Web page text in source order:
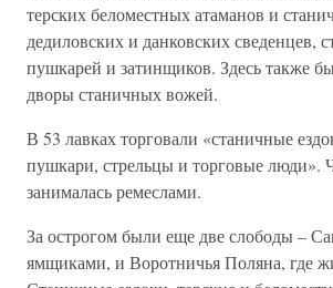
терских беломестных атаманов и
дедиловских и данковских сведенцев,
пушкарей и затинщиков. Здесь также
дворы станичных вожей.
В 53 лавках торговали «станичные
пушкари, стрельцы и торговые люди».
занималась ремеслами.
За острогом были еще две слободы –
ямщиками, и Воротничья Поляна, где